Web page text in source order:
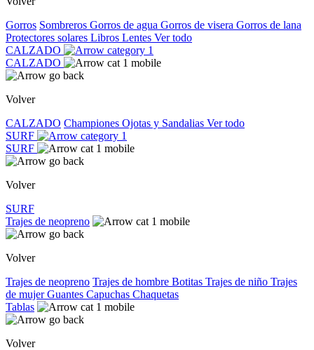
Gorros Sombreros Gorros de agua Gorros de visera Gorros de lana
Protectores solares Libros Lentes Ver todo
CALZADO
CALZADO
Volver
CALZADO Championes Ojotas y Sandalias Ver todo
SURF
SURF
Volver
SURF
Trajes de neopreno
Volver
Trajes de neopreno Trajes de hombre Botitas Trajes de niño Trajes
de mujerGuantes Capuchas Chaquetas
Tablas
Volver